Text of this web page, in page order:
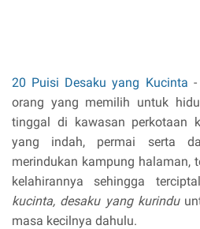
20 Puisi Desaku yang Kucinta
orang yang memilih untuk
tinggal di kawasan perkotaan
yang indah, permai serta
merindukan kampung halaman,
kelahirannya sehingga
kucinta, desaku yang kurindu
masa kecilnya dahulu.